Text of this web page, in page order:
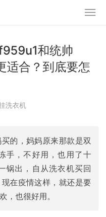
和统帅
适合？到底要怎
洗衣机
的，妈妈原来那款是双
手，不好用，也用了十
锅出，自从洗衣机买回
在疫情这样，就还是要
，也很好用。